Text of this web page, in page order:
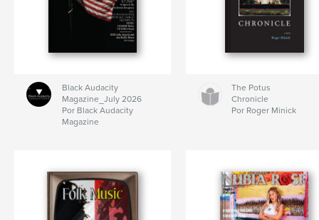
Black Audacity
Magazine_July 2026
Por Black Audacity
Magazine
The Potus
Chronicle
Por Roger Minick